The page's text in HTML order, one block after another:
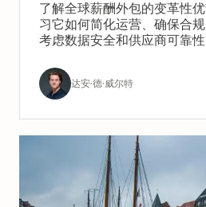
了解全球薪酬外包的变革性
习它如何简化运营、确保合
考虑数据安全和供应商可靠性
达安·德·威尔特